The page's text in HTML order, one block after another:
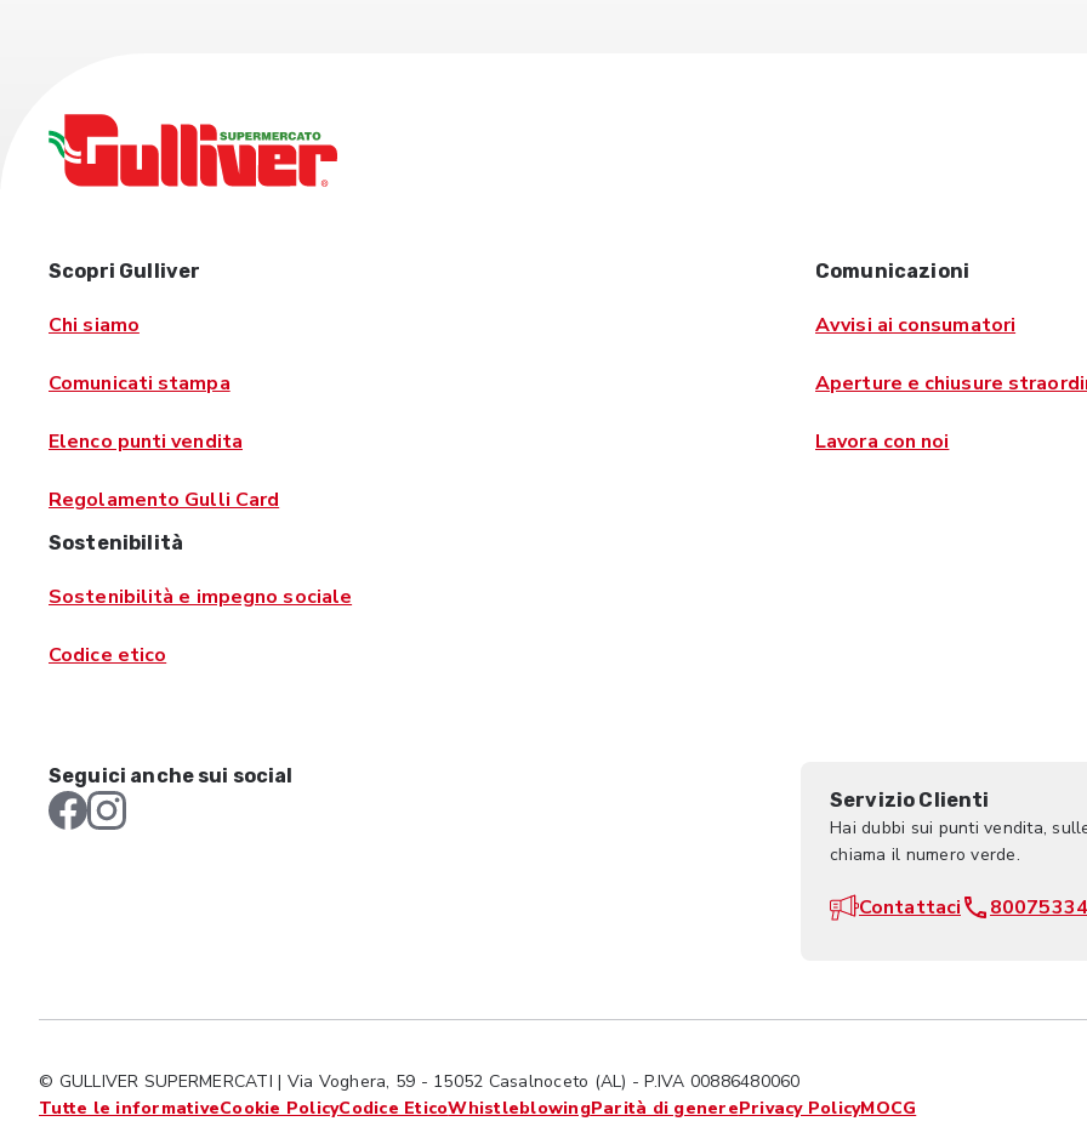
Scopri Gulliver
Chi siamo
Comunicati stampa
Elenco punti vendita
Regolamento Gulli Card
Comunicazioni
Avvisi ai consumatori
Aperture e chiusure
Lavora con noi
Sostenibilità
Sostenibilità e impegno sociale
Codice etico
Seguici anche sui social
Servizio Clienti
Hai dubbi sui punti vendita,
chiama il numero verde.
Contattaci
© GULLIVER SUPERMERCATI | Via Voghera, 59 - 15052 Casalnoceto (AL) - P.IVA 00886480060
Tutte le informativeCookie PolicyCodice EticoWhistleblowingParità di generePrivacy PolicyMOCG